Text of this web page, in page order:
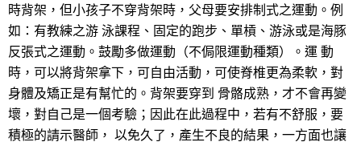
時背架，但小孩子不穿背架時，父母要安排制式之運動。例
如：有教練之游 泳課程、固定的跑步、單槓、游泳或是海豚
反張式之運動。鼓勵多做運動（不侷限運動種類）。運 動
時，可以將背架拿下，可自由活動，可使脊椎更為柔軟，對
身體及矯正是有幫忙的。背架要穿到 骨骼成熟，才不會再變
壞，對自己是一個考驗；因此在此過程中，若有不舒服，要
積極的請示醫師， 以免久了，產生不良的結果，一方面也讓